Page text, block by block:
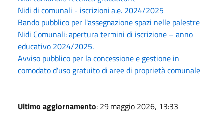
Nidi di comunali - iscrizioni a.e. 2024/2025
Bando pubblico per l'assegnazione spazi nelle palestre
Nidi Comunali: apertura termini di iscrizione – anno
educativo 2024/2025.
Avviso pubblico per la concessione e gestione in
comodato d'uso gratuito di aree di proprietà comunale
Ultimo aggiornamento: 29 maggio 2026, 13:33